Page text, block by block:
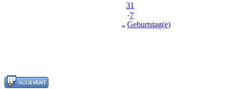
»
31
·7
Geburtstag(e)